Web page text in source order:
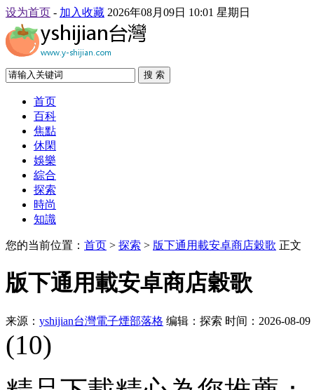
设为首页 - 加入收藏 2026年08月09日 10:01 星期日
搜 索
首页
百科
焦點
休閑
娛樂
綜合
探索
時尚
知識
您的当前位置： 首页 > 探索 > 版下通用載安卓商店穀歌 正文
版下通用載安卓商店穀歌
来源： yshijian台灣電子煙部落格 编辑：探索 时间：2026-08-09
(10)